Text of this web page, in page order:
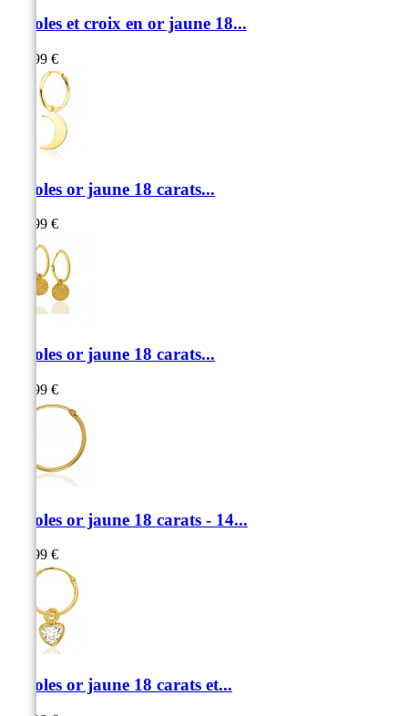
Créoles et croix en or jaune 18...
209,99 €
Créoles or jaune 18 carats...
249,99 €
Créoles or jaune 18 carats...
229,99 €
Créoles or jaune 18 carats - 14...
129,99 €
Créoles or jaune 18 carats et...